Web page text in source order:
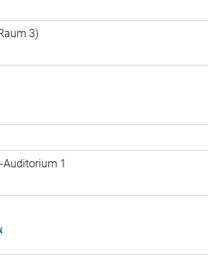
3)
Auditorium 1